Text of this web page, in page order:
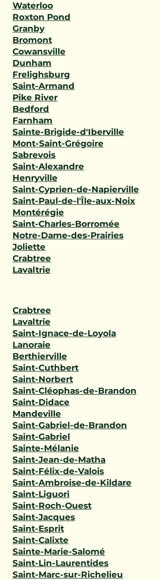
Waterloo
Roxton Pond
Granby
Bromont
Cowansville
Dunham
Frelighsburg
Saint-Armand
Pike River
Bedford
Farnham
Sainte-Brigide-d'Iberville
Mont-Saint-Grégoire
Sabrevois
Saint-Alexandre
Henryville
Saint-Cyprien-de-Napierville
Saint-Paul-de-l'Île-aux-Noix
Montérégie
Saint-Charles-Borromée
Notre-Dame-des-Prairies
Joliette
Crabtree
Lavaltrie
Crabtree
Lavaltrie
Saint-Ignace-de-Loyola
Lanoraie
Berthierville
Saint-Cuthbert
Saint-Norbert
Saint-Cléophas-de-Brandon
Saint-Didace
Mandeville
Saint-Gabriel-de-Brandon
Saint-Gabriel
Sainte-Mélanie
Saint-Jean-de-Matha
Saint-Félix-de-Valois
Saint-Ambroise-de-Kildare
Saint-Liguori
Saint-Roch-Ouest
Saint-Jacques
Saint-Esprit
Saint-Calixte
Sainte-Marie-Salomé
Saint-Lin-Laurentides
Saint-Marc-sur-Richelieu